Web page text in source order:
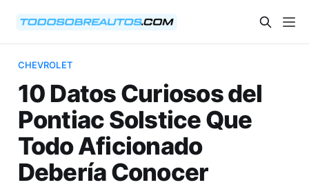
CHEVROLET
10 Datos Curiosos del
Pontiac Solstice Que
Todo Aficionado
Debería Conocer